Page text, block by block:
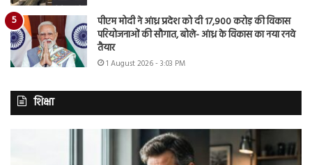
पीएम मोदी ने आंध्र प्रदेश को दी 17,900 करोड़ की विकास
परियोजनाओं की सौगात, बोले- आंध्र के विकास का नया रनवे
तैयार
1 August 2026 - 3:03 PM
शिक्षा